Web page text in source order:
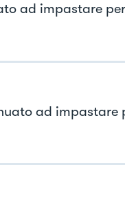
ad impastare
ad impastare